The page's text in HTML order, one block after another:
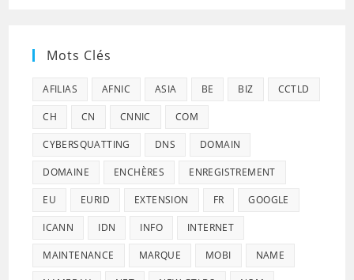
Mots Clés
AFILIAS AFNIC ASIA BE BIZ CCTLD
CH CN CNNIC COM
CYBERSQUATTING DNS DOMAIN
DOMAINE ENCHÈRES ENREGISTREMENT
EU EURID EXTENSION FR GOOGLE
ICANN IDN INFO INTERNET
MAINTENANCE MARQUE MOBI NAME